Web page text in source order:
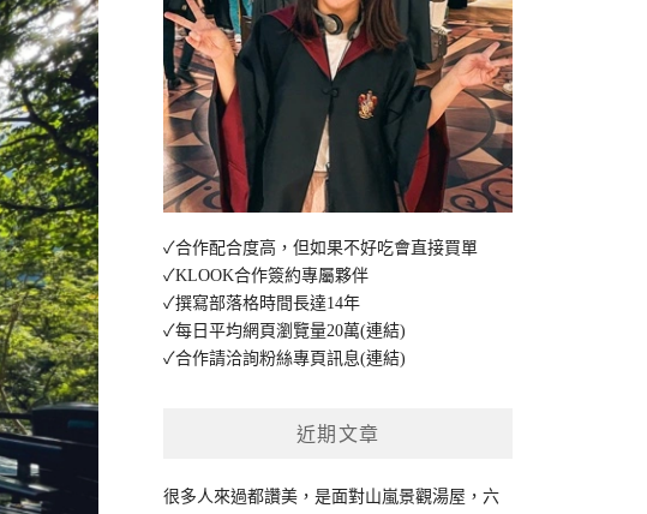
✓合作配合度高，但如果不好吃會直接買單
✓KLOOK合作簽約專屬夥伴
✓撰寫部落格時間長達14年
✓每日平均網頁瀏覽量20萬(連結)
✓合作請洽詢粉絲專頁訊息(連結)
近期文章
很多人來過都讚美，是面對山嵐景觀湯屋，六